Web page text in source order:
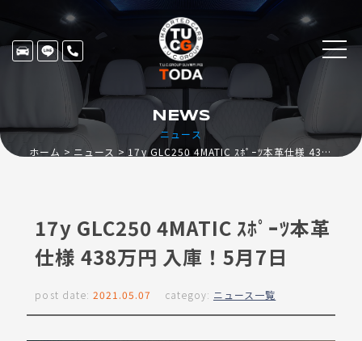
ニュース
NEWS
ホーム ニュース 17y GLC250 4MATIC ｽﾎﾟｰﾂ本革仕様 438万円 入庫！5月7日
17y GLC250 4MATIC ｽﾎﾟｰﾂ本革
仕様 438万円 入庫！5月7日
post date: 2021.05.07 categoy: ニュース一覧